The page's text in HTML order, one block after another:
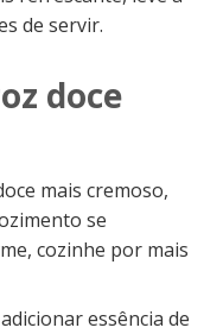
de servir.
doce
mais cremoso,
se
cozinhe por mais
essência de